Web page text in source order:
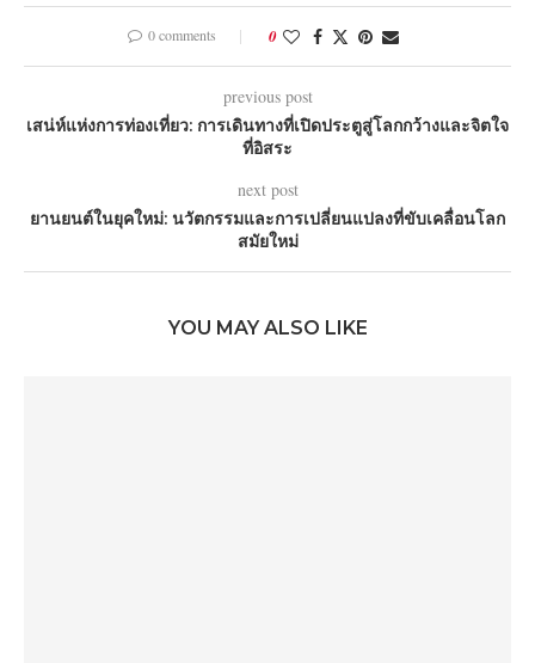
0 comments 0
previous post
เสน่ห์แห่งการท่องเที่ยว: การเดินทางที่เปิดประตูสู่โลกกว้างและจิตใจ
ที่อิสระ
next post
ยานยนต์ในยุคใหม่: นวัตกรรมและการเปลี่ยนแปลงที่ขับเคลื่อนโลก
สมัยใหม่
YOU MAY ALSO LIKE